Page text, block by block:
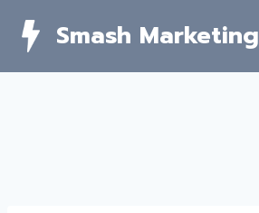
Smash Marketing